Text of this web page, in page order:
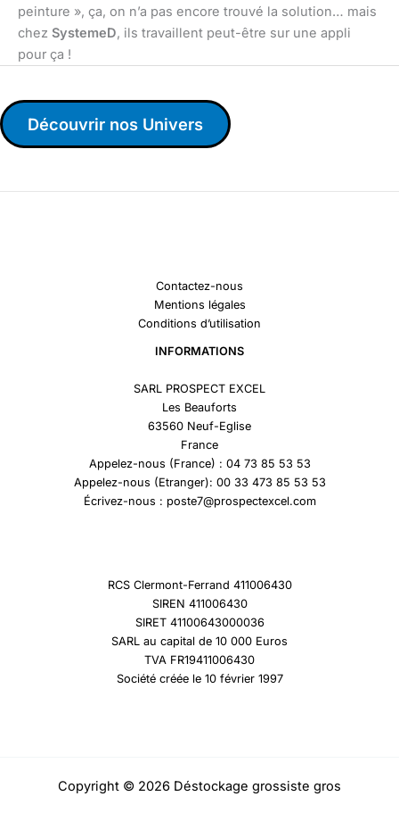
peinture », ça, on n’a pas encore trouvé la solution… mais
chez SystemeD, ils travaillent peut-être sur une appli
pour ça !
Découvrir nos Univers
Contactez-nous
Mentions légales
Conditions d’utilisation
INFORMATIONS
SARL PROSPECT EXCEL
Les Beauforts
63560 Neuf-Eglise
France
Appelez-nous (France) : 04 73 85 53 53
Appelez-nous (Etranger): 00 33 473 85 53 53
Écrivez-nous : poste7@prospectexcel.com
RCS Clermont-Ferrand 411006430
SIREN 411006430
SIRET 41100643000036
SARL au capital de 10 000 Euros
TVA FR19411006430
Société créée le 10 février 1997
Copyright © 2026 Déstockage grossiste gros